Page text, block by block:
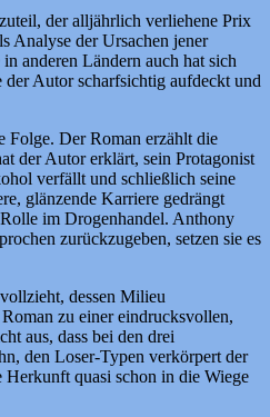
der alljährlich verliehene Prix
Analyse der Ursachen jener
anderen Ländern auch hat sich
der Autor scharfsichtig aufdeckt und
Folge. Der Roman erzählt die
der Autor erklärt, sein Protagonist
verfällt und schließlich seine
glänzende Karriere gedrängt
im Drogenhandel. Anthony
zurückzugeben, setzen sie es
dessen Milieu
zu einer eindrucksvollen,
aus, dass bei den drei
den Loser-Typen verkörpert der
quasi schon in die Wiege